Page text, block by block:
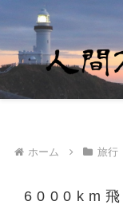
ホーム 旅行
6000km